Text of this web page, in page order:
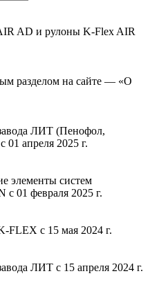
AD и рулоны K-Flex AIR
разделом на сайте — «О
ЛИТ (Пенофол,
апреля 2025 г.
элементы систем
с 01 февраля 2025 г.
с 15 мая 2024 г.
ЛИТ с 15 апреля 2024 г.